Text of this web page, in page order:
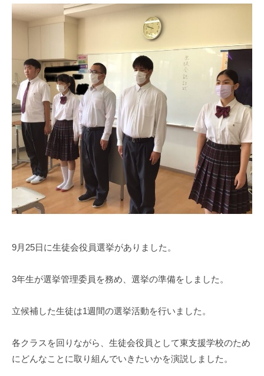
i
s
i
s
i
e
n
1
9月25日に生徒会役員選挙がありました。
3年生が選挙管理委員を務め、選挙の準備をしました。
立候補した生徒は1週間の選挙活動を行いました。
各クラスを回りながら、生徒会役員として東支援学校のため
にどんなことに取り組んでいきたいかを演説しました。